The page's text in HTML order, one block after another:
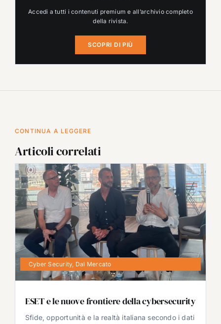
Accedi a tutti i contenuti premium e all’archivio completo
della rivista.
SCOPRI DI PIÙ
CONTINUA A LEGGERE
Articoli correlati
Cyber Security, Dal Mercato
ESET e le nuove frontiere della cybersecurity
Sfide, opportunità e la realtà italiana secondo i dati